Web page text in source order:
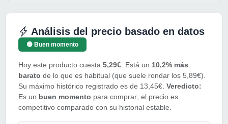
Análisis del precio basado en datos
🟢 Buen momento
Hoy este producto cuesta 5,29€. Está un 10,2% más
barato de lo que es habitual (que suele rondar los 5,89€).
Su máximo histórico registrado es de 13,45€. Veredicto:
Es un buen momento para comprar; el precio es
competitivo comparado con su historial estable.